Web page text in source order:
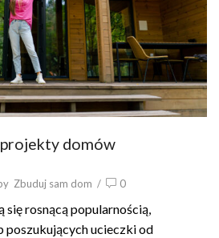
domów
Zbuduj sam dom / 0
rosnącą popularnością,
poszukujących ucieczki od